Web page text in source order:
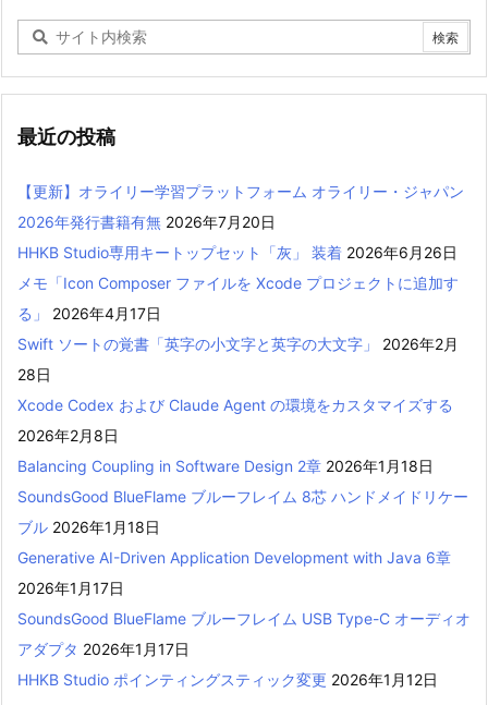
最近の投稿
【更新】オライリー学習プラットフォーム オライリー・ジャパン
2026年発行書籍有無 2026年7月20日
HHKB Studio専用キートップセット「灰」 装着 2026年6月26日
メモ「Icon Composer ファイルを Xcode プロジェクトに追加す
る」
2026年4月17日
Swift ソートの覚書「英字の小文字と英字の大文字」
2026年2月
28日
Xcode Codex および Claude Agent の環境をカスタマイズする
2026年2月8日
Balancing Coupling in Software Design 2章 2026年1月18日
SoundsGood BlueFlame ブルーフレイム 8芯 ハンドメイドリケー
ブル 2026年1月18日
Generative AI-Driven Application Development with Java 6章
2026年1月17日
SoundsGood BlueFlame ブルーフレイム USB Type-C オーディオ
アダプタ 2026年1月17日
HHKB Studio ポインティングスティック変更 2026年1月12日